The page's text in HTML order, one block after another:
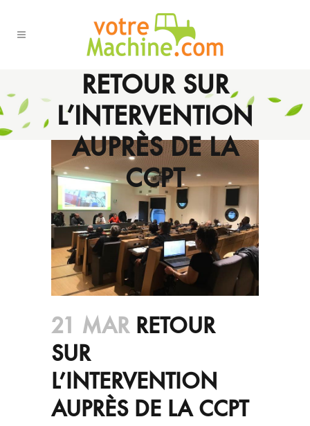
RETOUR SUR
L’INTERVENTION
AUPRÈS DE LA
CCPT
21 MARRETOUR
SUR
L’INTERVENTION
AUPRÈS DE LA CCPT